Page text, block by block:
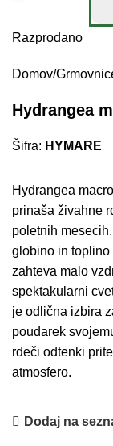
Razprodano
Domov
Hydrangea
Šifra: HYMARE
Hydrangea
prinaša živahne
poletnih
globino in toplino
zahteva malo
spektakularni
je odlična izbira
poudarek
rdeči odtenki
atmosfero.
Dodaj na